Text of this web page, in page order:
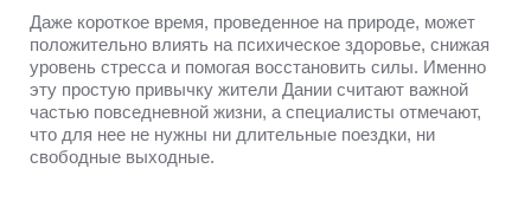
Даже короткое время, проведенное на природе, может
положительно влиять на психическое здоровье, снижая
уровень стресса и помогая восстановить силы. Именно
эту простую привычку жители Дании считают важной
частью повседневной жизни, а специалисты отмечают,
что для нее не нужны ни длительные поездки, ни
свободные выходные.